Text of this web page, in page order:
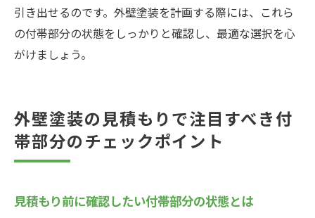
引き出せるのです。外壁塗装を計画する際には、これら
の付帯部分の状態をしっかりと確認し、最適な選択を心
がけましょう。
外壁塗装の見積もりで注目すべき付
帯部分のチェックポイント
見積もり前に確認したい付帯部分の状態とは